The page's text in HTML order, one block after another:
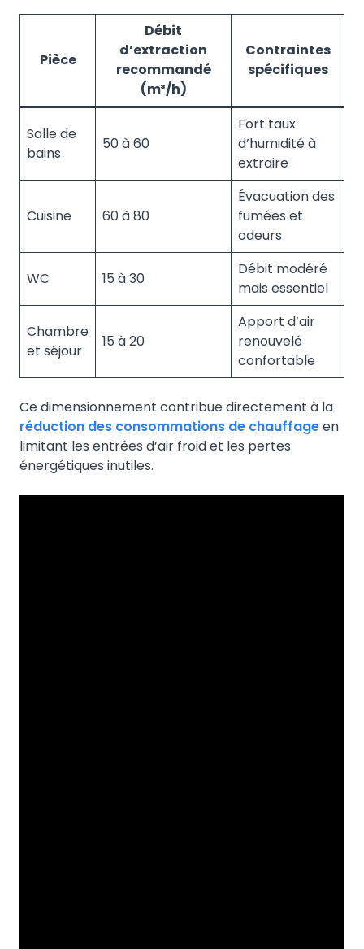
Pièce
Débit
d’extraction
recommandé
(m³/h)
Contraintes
spécifiques
Salle de
bains
50 à 60
Fort taux
d’humidité à
extraire
Cuisine 60 à 80
Évacuation des
fumées et
odeurs
WC 15 à 30
Débit modéré
mais essentiel
Chambre
et séjour
15 à 20
Apport d’air
renouvelé
confortable
Ce dimensionnement contribue directement à la
réduction des consommations de chauffageen
limitant les entrées d’air froid et les pertes
énergétiques inutiles.